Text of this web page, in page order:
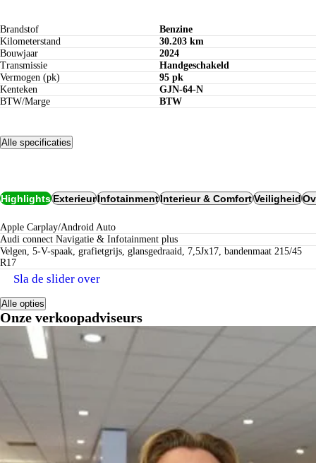
Brandstof
Benzine
Kilometerstand
30.203 km
Bouwjaar
2024
Transmissie
Handgeschakeld
Vermogen (pk)
95 pk
Kenteken
GJN-64-N
BTW/Marge
BTW
Alle specificaties
HighlightsExterieurInfotainmentInterieur & ComfortVeiligheid
Apple Carplay/Android Auto
Audi connect Navigatie & Infotainment plus
Velgen, 5-V-spaak, grafietgrijs, glansgedraaid, 7,5Jx17, bandenmaat 215/45
R17
Alle opties
Onze verkoopadviseurs
Sla de slider over